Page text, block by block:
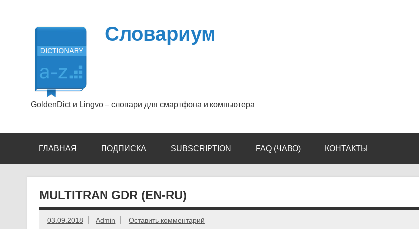
Словариум
GoldenDict и Lingvo – словари для смартфона и компьютера
ГЛАВНАЯ ПОДПИСКА SUBSCRIPTION FAQ (ЧАВО) КОНТАКТЫ
MULTITRAN GDR (EN-RU)
03.09.2018 Admin Оставить комментарий